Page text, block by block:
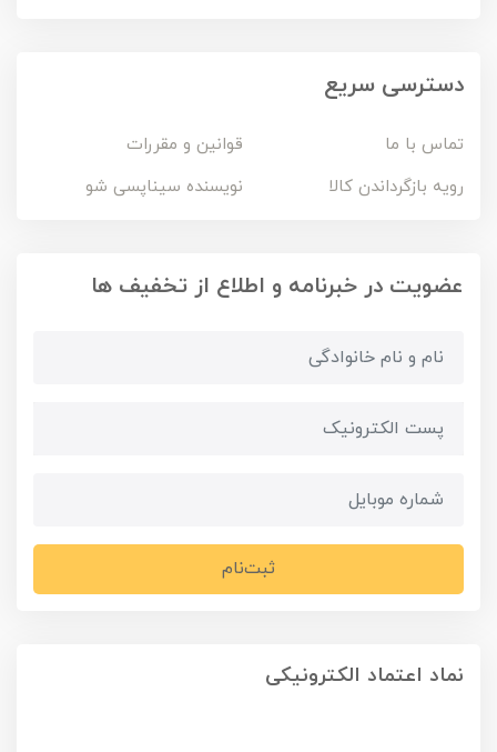
دسترسی سریع
تماس با ما
قوانین و مقررات
رویه بازگرداندن کالا
نویسنده سیناپسی شو
عضویت در خبرنامه و اطلاع از تخفیف ها
ثبت‌نام
نماد اعتماد الکترونیکی